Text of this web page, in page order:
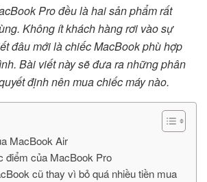
Pro đều là hai sản phẩm rất
Không ít khách hàng rơi vào sự
đâu mới là chiếc MacBook phù hợp
Bài viết này sẽ đưa ra những phân
định nên mua chiếc máy nào.
MacBook Air
điểm của MacBook Pro
cũ thay vì bỏ quá nhiều tiền mua